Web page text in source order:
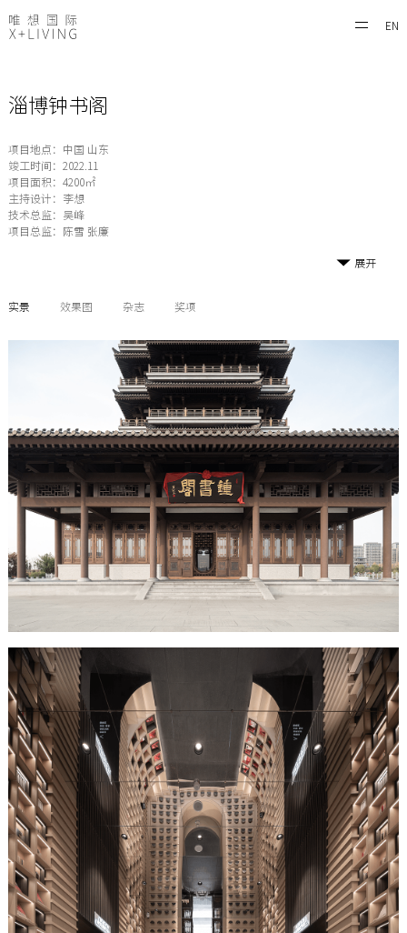
EN
淄博钟书阁
项目地点：中国 山东
竣工时间：2022.11
项目面积：4200㎡
主持设计：李想
技术总监：吴峰
项目总监：陈雪 张廉
展开
实景 效果图 杂志 奖项